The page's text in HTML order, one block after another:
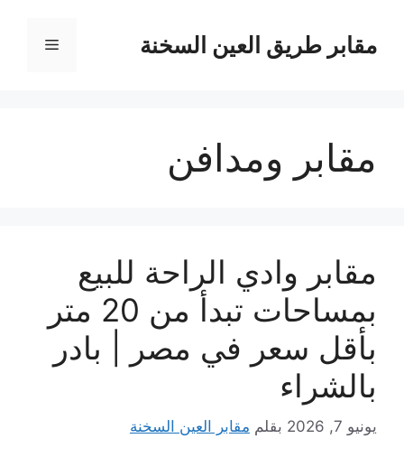
المحتوىمقابر طريق العين السخنة القائمة
مقابر ومدافن
مقابر وادي الراحة للبيع
بمساحات تبدأ من 20 متر
بأقل سعر في مصر | بادر
بالشراء
يونيو 7, 2026 بقلم مقابر العين السخنة